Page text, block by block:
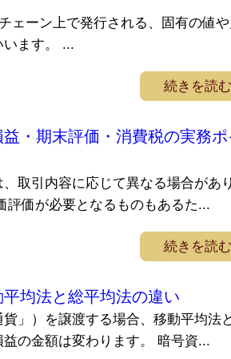
ェーン上で発行される、固有の値
います。 ...
続きを読む
・期末評価・消費税の実務ポ
取引内容に応じて異なる場合があ
評価が必要となるものもあるた...
続きを読む
均法と総平均法の違い
」）を譲渡する場合、移動平均法
の金額は変わります。 暗号資...